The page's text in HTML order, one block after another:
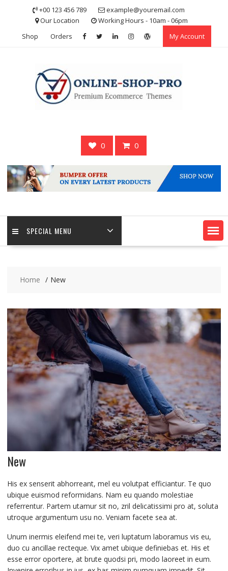
+00 123 456 789
example@youremail.com
Our Location
Working Hours - 10am - 06pm
Shop
Orders My Account
0 0
SPECIAL MENU
Home New
New
His ex senserit abhorreant, mel eu volutpat efficiantur. Te quo
ubique euismod reformidans. Nam eu quando molestiae
referrentur. Partem utamur sit no, zril delicatissimi pro at, soluta
utroque argumentum usu no. Veniam facete sea at.
Unum inermis eleifend mei te, veri luptatum laboramus vis eu,
duo cu ancillae recteque. Vix amet ubique definiebas et. His et
esse error oportere, at brute quodsi pri, modo laoreet in eum.